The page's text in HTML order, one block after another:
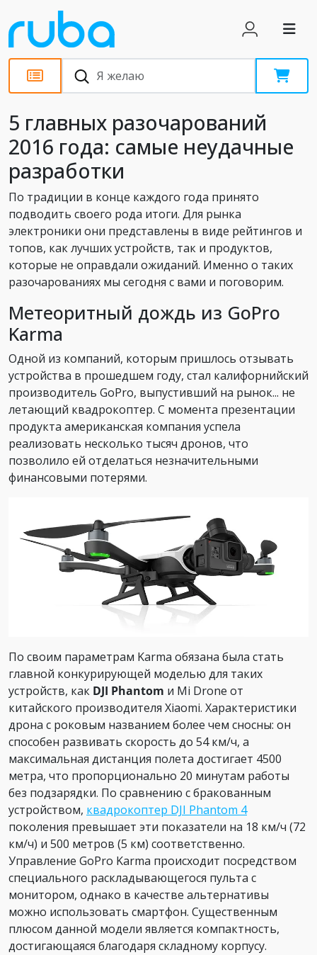
Статьи
5 главных разочарований
2016 года: самые неудачные
разработки
По традиции в конце каждого года принято
подводить своего рода итоги. Для рынка
электроники они представлены в виде рейтингов и
топов, как лучших устройств, так и продуктов,
которые не оправдали ожиданий. Именно о таких
разочарованиях мы сегодня с вами и поговорим.
Метеоритный дождь из GoPro
Karma
Одной из компаний, которым пришлось отзывать
устройства в прошедшем году, стал калифорнийский
производитель GoPro, выпустивший на рынок... не
летающий квадрокоптер. С момента презентации
продукта американская компания успела
реализовать несколько тысяч дронов, что
позволило ей отделаться незначительными
финансовыми потерями.
По своим параметрам Karma обязана была стать
главной конкурирующей моделью для таких
устройств, как DJI Phantom и Mi Drone от
китайского производителя Xiaomi. Характеристики
дрона с роковым названием более чем сносны: он
способен развивать скорость до 54 км/ч, а
максимальная дистанция полета достигает 4500
метра, что пропорционально 20 минутам работы
без подзарядки. По сравнению с бракованным
устройством, квадрокоптер DJI Phantom 4
поколения превышает эти показатели на 18 км/ч (72
км/ч) и 500 метров (5 км) соответственно.
Управление GoPro Karma происходит посредством
специального раскладывающегося пульта с
монитором, однако в качестве альтернативы
можно использовать смартфон. Существенным
плюсом данной модели является компактность,
достигающаяся благодаря складному корпусу.